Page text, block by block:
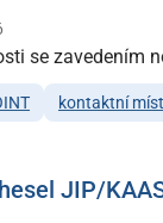
se zavedením
kontaktní
JIP/